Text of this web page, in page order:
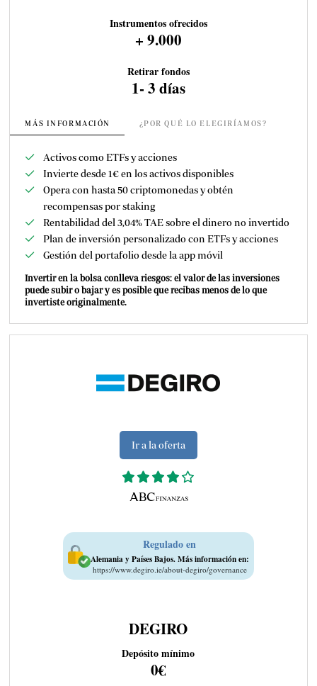
Instrumentos ofrecidos
+ 9.000
Retirar fondos
1- 3 días
MÁS INFORMACIÓN ¿POR QUÉ LO ELEGIRÍAMOS?
Activos como ETFs y acciones
Invierte desde 1€ en los activos disponibles
Opera con hasta 50 criptomonedas y obtén
recompensas por staking
Rentabilidad del 3,04% TAE sobre el dinero no invertido
Plan de inversión personalizado con ETFs y acciones
Gestión del portafolio desde la app móvil
Invertir en la bolsa conlleva riesgos: el valor de las inversiones
puede subir o bajar y es posible que recibas menos de lo que
invertiste originalmente.
Ir a la oferta
Regulado en
Alemania y Países Bajos. Más información en:
https://www.degiro.ie/about-degiro/governance
DEGIRO
Depósito mínimo
0€